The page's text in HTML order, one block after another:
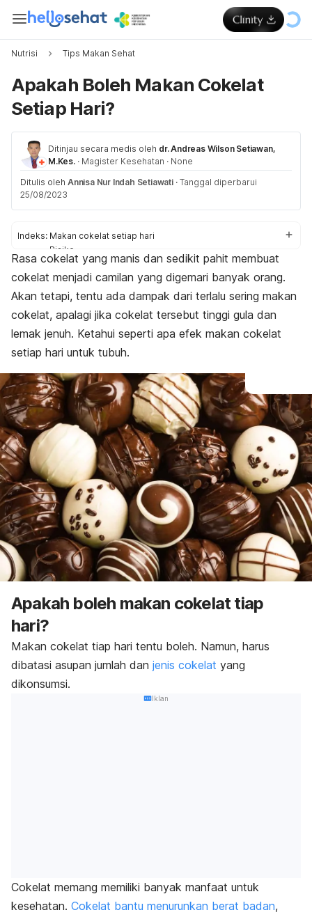
Nutrisi Tips Makan Sehat
Apakah Boleh Makan Cokelat
Setiap Hari?
Ditinjau secara medis oleh dr. Andreas Wilson Setiawan,
M.Kes. · Magister Kesehatan · None
Ditulis oleh Annisa Nur Indah Setiawati · Tanggal diperbarui
25/08/2023
Indeks: Makan cokelat setiap hari
Risiko
Tips konsumsi
Rasa cokelat yang manis dan sedikit pahit membuat
cokelat menjadi camilan yang digemari banyak orang.
Akan tetapi, tentu ada dampak dari terlalu sering makan
cokelat, apalagi jika cokelat tersebut tinggi gula dan
lemak jenuh. Ketahui seperti apa efek makan cokelat
setiap hari untuk tubuh.
Apakah boleh makan cokelat tiap
hari?
Makan cokelat tiap hari tentu boleh. Namun, harus
dibatasi asupan jumlah dan jenis cokelat yang
dikonsumsi.
Iklan
Cokelat memang memiliki banyak manfaat untuk
kesehatan. Cokelat bantu menurunkan berat badan,